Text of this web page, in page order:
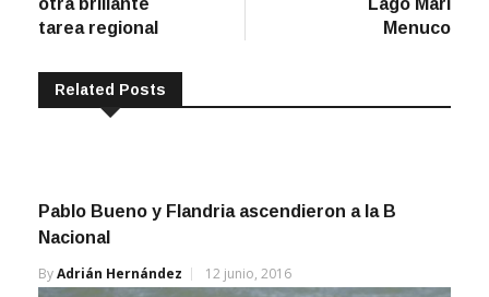
tarea regional
Menuco
Related Posts
Pablo Bueno y Flandria ascendieron a la B
Nacional
ByAdrián Hernández 12 junio, 2016